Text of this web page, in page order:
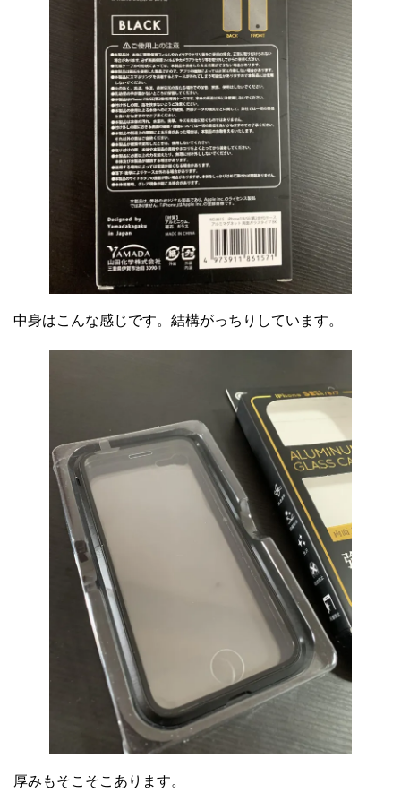
中身はこんな感じです。結構がっちりしています。
厚みもそこそこあります。